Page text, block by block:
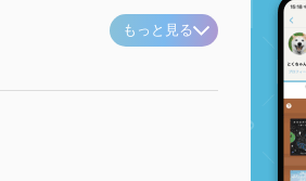
もっと見る